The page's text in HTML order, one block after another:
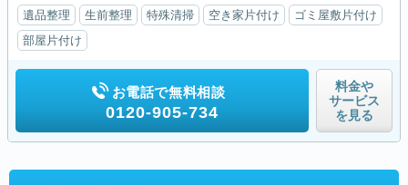
遺品整理 生前整理 特殊清掃 空き家片付け
ゴミ屋敷片付け
部屋片付け
お電話で無料相談
0120-905-734
料金や
サービス
を見る